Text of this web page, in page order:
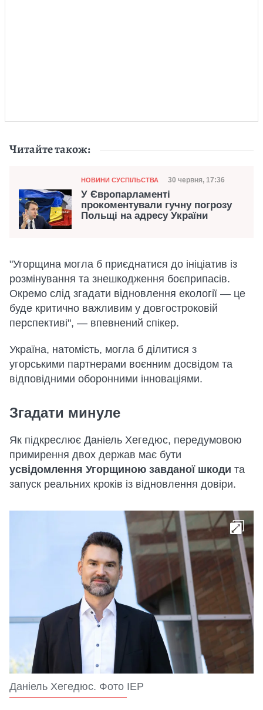
Читайте також:
Категорія
НОВИНИ СУСПІЛЬСТВА Дата публікації
30 червня, 17:36
У Європарламенті
прокоментували гучну погрозу
Польщі на адресу України
"Угорщина могла б приєднатися до ініціатив із
розмінування та знешкодження боєприпасів.
Окремо слід згадати відновлення екології — це
буде критично важливим у довгостроковій
перспективі", — впевнений спікер.
Україна, натомість, могла б ділитися з
угорськими партнерами воєнним досвідом та
відповідними оборонними інноваціями.
Згадати минуле
Як підкреслює Даніель Хегедюс, передумовою
примирення двох держав має бути
усвідомлення Угорщиною завданої шкоди та
запуск реальних кроків із відновлення довіри.
Даніель Хегедюс. Фото ІЕР